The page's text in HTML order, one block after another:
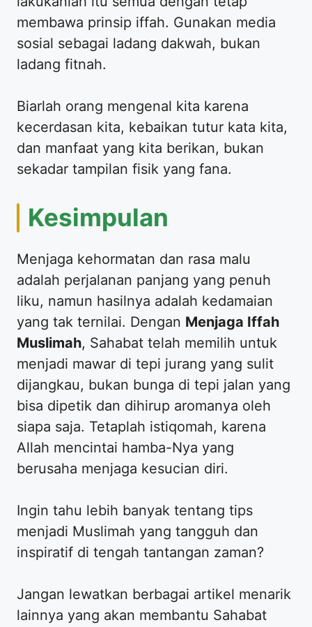
membawa prinsip iffah. Gunakan media
sosial sebagai ladang dakwah, bukan
ladang fitnah.
​Biarlah orang mengenal kita karena
kecerdasan kita, kebaikan tutur kata kita,
dan manfaat yang kita berikan, bukan
sekadar tampilan fisik yang fana.
​Kesimpulan
​Menjaga kehormatan dan rasa malu
adalah perjalanan panjang yang penuh
liku, namun hasilnya adalah kedamaian
yang tak ternilai. Dengan Menjaga Iffah
Muslimah, Sahabat telah memilih untuk
menjadi mawar di tepi jurang yang sulit
dijangkau, bukan bunga di tepi jalan yang
bisa dipetik dan dihirup aromanya oleh
siapa saja. Tetaplah istiqomah, karena
Allah mencintai hamba-Nya yang
berusaha menjaga kesucian diri.
​Ingin tahu lebih banyak tentang tips
menjadi Muslimah yang tangguh dan
inspiratif di tengah tantangan zaman?
​Jangan lewatkan berbagai artikel menarik
lainnya yang akan membantu Sahabat